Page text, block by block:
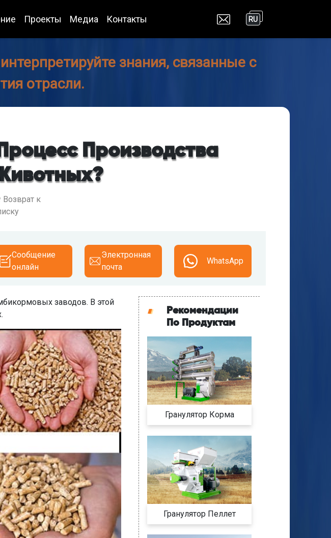
Проекты Медиа Контакты RU
знания, связанные с
отрасли.
Производства
Возврат к
Сообщение
онлайн
Электронная
почта
WhatsApp
заводов. В этой
Рекомендации
По Продуктам
Гранулятор Корма
Гранулятор Пеллет